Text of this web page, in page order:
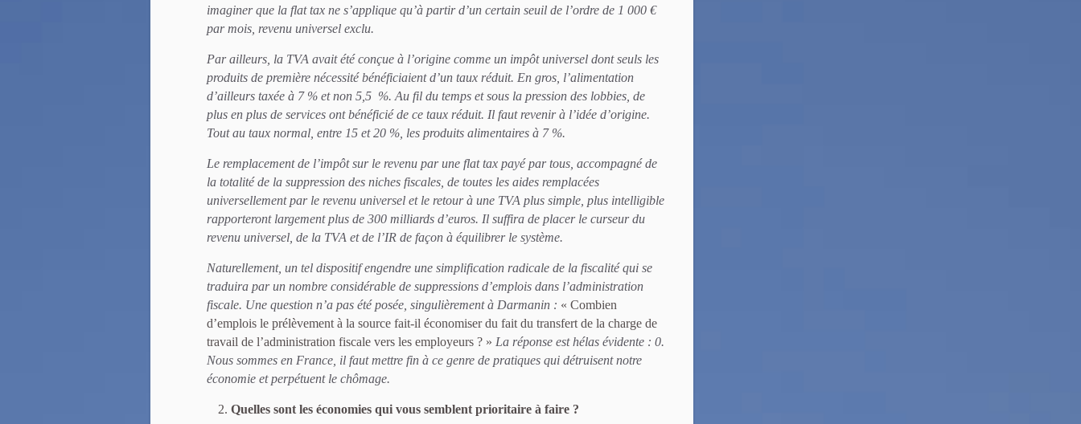
imaginer que la flat tax ne s’applique qu’à partir d’un certain seuil de l’ordre de 1 000 €
par mois, revenu universel exclu.
Par ailleurs, la TVA avait été conçue à l’origine comme un impôt universel dont seuls les
produits de première nécessité bénéficiaient d’un taux réduit. En gros, l’alimentation
d’ailleurs taxée à 7 % et non 5,5 %. Au fil du temps et sous la pression des lobbies, de
plus en plus de services ont bénéficié de ce taux réduit. Il faut revenir à l’idée d’origine.
Tout au taux normal, entre 15 et 20 %, les produits alimentaires à 7 %.
Le remplacement de l’impôt sur le revenu par une flat tax payé par tous, accompagné de
la totalité de la suppression des niches fiscales, de toutes les aides remplacées
universellement par le revenu universel et le retour à une TVA plus simple, plus intelligible
rapporteront largement plus de 300 milliards d’euros. Il suffira de placer le curseur du
revenu universel, de la TVA et de l’IR de façon à équilibrer le système.
Naturellement, un tel dispositif engendre une simplification radicale de la fiscalité qui se
traduira par un nombre considérable de suppressions d’emplois dans l’administration
fiscale. Une question n’a pas été posée, singulièrement à Darmanin : « Combien
d’emplois le prélèvement à la source fait-il économiser du fait du transfert de la charge de
travail de l’administration fiscale vers les employeurs ? » La réponse est hélas évidente : 0.
Nous sommes en France, il faut mettre fin à ce genre de pratiques qui détruisent notre
économie et perpétuent le chômage.
Quelles sont les économies qui vous semblent prioritaire à faire ?